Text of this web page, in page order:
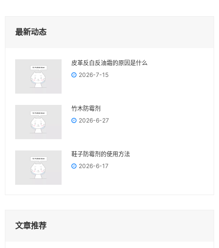
最新动态
皮革反白反油霜的原因是什么
2026-7-15
竹木防霉剂
2026-6-27
鞋子防霉剂的使用方法
2026-6-17
文章推荐